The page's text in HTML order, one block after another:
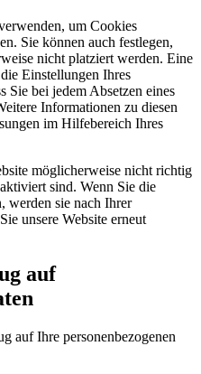
um Cookies
Sie können auch festlegen,
nicht platziert werden. Eine
Einstellungen Ihres
Sie bei jedem Absetzen eines
Informationen zu diesen
im Hilfebereich Ihres
möglicherweise nicht richtig
sind. Wenn Sie die
werden sie nach Ihrer
unsere Website erneut
auf
auf Ihre personenbezogenen